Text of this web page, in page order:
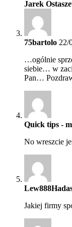
Jarek
75bartolo 22/
…ogólnie
siebie… w
Pan…
Quick tips -
No wreszcie
Jakiej firmy